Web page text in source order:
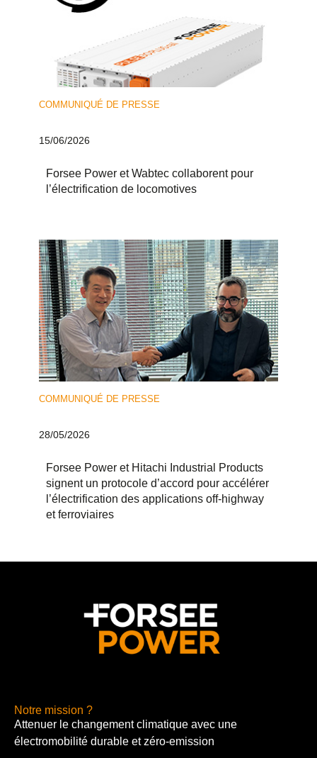
COMMUNIQUÉ DE PRESSE
15/06/2026
Forsee Power et Wabtec collaborent pour
l’électrification de locomotives
COMMUNIQUÉ DE PRESSE
28/05/2026
Forsee Power et Hitachi Industrial Products
signent un protocole d’accord pour accélérer
l’électrification des applications off-highway
et ferroviaires
Notre mission ?
Attenuer le changement climatique avec une
électromobilité durable et zéro-emission